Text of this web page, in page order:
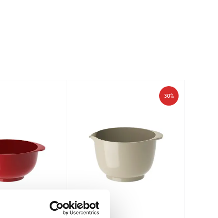
Rosti
30%